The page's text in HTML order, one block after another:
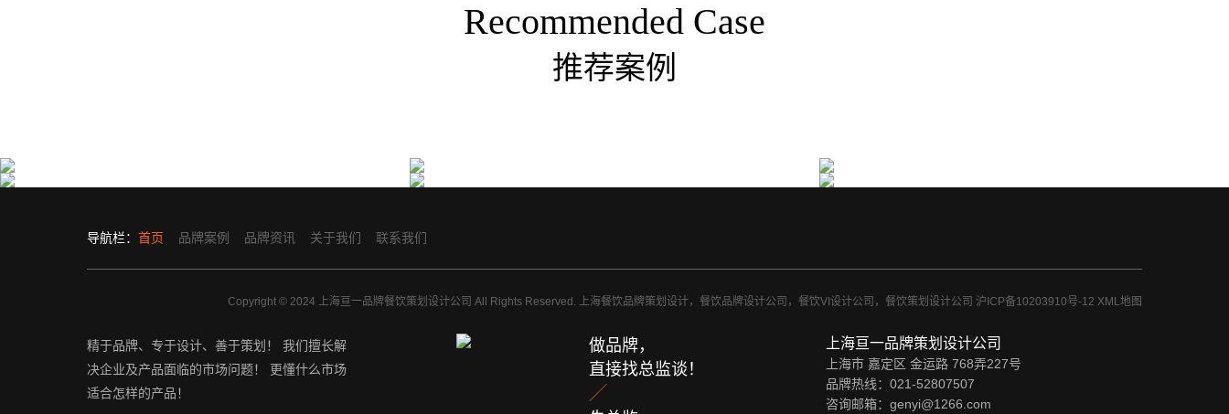
Recommended Case
推荐案例
上海亘一餐饮品牌设计公司，专业的餐饮品牌··· 上海亘一餐饮品牌设计公司，专业的餐饮品牌··· 上海亘一餐饮品牌设计公司，专业的餐饮品牌···
导航栏： 首页 品牌案例 品牌资讯 关于我们 联系我们
Copyright © 2024 上海亘一品牌餐饮策划设计公司 All Rights Reserved. 上海餐饮品牌策划设计，餐饮品牌设计公司，餐饮VI设计公司，餐饮策划设计公司 沪ICP备10203910号-12 XML地图
精于品牌、专于设计、善于策划！ 我们擅长解
决企业及产品面临的市场问题！ 更懂什么市场
适合怎样的产品！
做品牌，
直接找总监谈！

上海亘一品牌策划设计公司
上海市 嘉定区 金运路 768弄227号
品牌热线：021-52807507
咨询邮箱：genyi@1266.com